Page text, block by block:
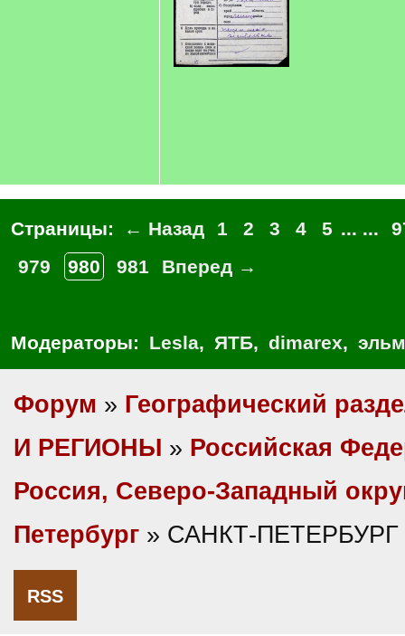
Страницы: ← Назад 1 2 3 4 5 ... ...
979
980 981 Вперед →
Модераторы: Lesla, ЯТБ, dimarex,
Форум » Географический
И РЕГИОНЫ » Российская
Россия, Северо-Западный
Петербург » САНКТ-ПЕТЕРБУРГ
RSS